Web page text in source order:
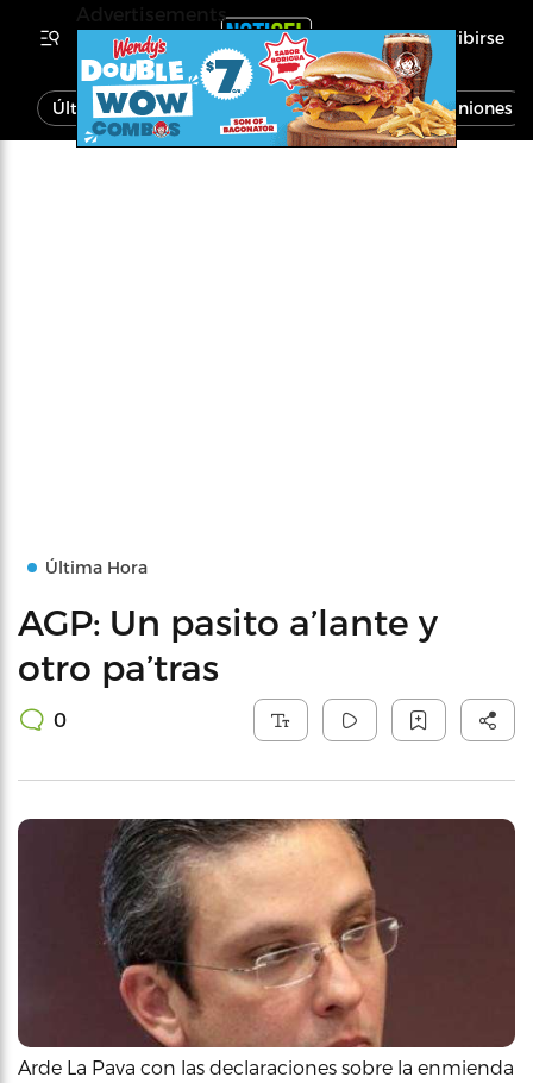
Inscribirse
Última Hora Noticias Economía Opiniones
Última Hora
AGP: Un pasito a’lante y
otro pa’tras
0
Arde La Pava con las declaraciones sobre la enmienda
Advertisements